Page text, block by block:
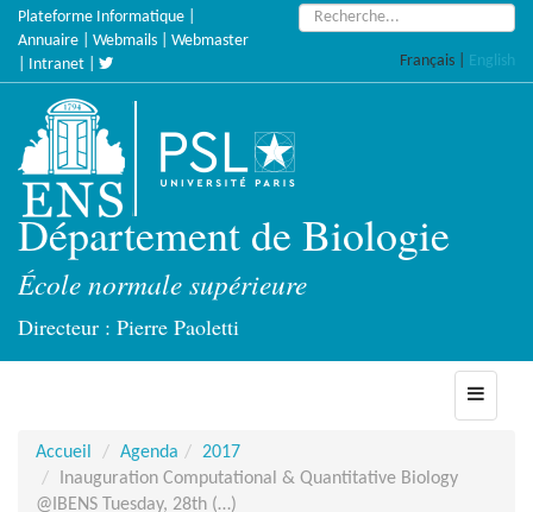
Accèder
directement
Plateforme Informatique
Annuaire
Webmails
Webmaster
Intranet
Rechercher :
Français English
Département de Biologie
École normale supérieure
Directeur : Pierre Paoletti
Toggle
Accueil
Agenda
2017
Inauguration Computational & Quantitative Biology
@IBENS Tuesday, 28th (…)